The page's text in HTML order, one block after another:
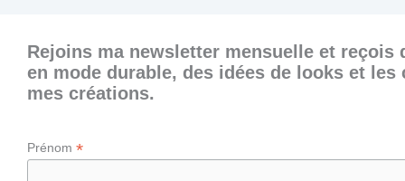
Rejoins ma newsletter mensuelle et reçois
en mode durable, des idées de looks et les
mes créations.
Prénom *